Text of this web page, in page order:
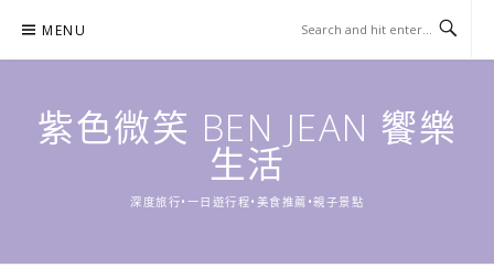
content
MENU
紫色微笑 BEN JEAN 饗樂
生活
深度旅行•一日遊行程•美食推薦•親子景點